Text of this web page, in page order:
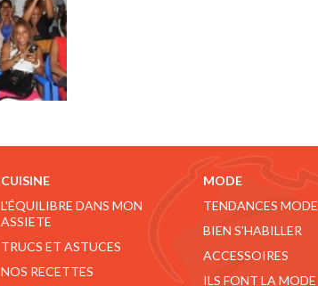
CUISINE
L'ÉQUILIBRE DANS MON
ASSIETE
TRUCS ET ASTUCES
NOS RECETTES
MODE
TENDANCES MODE
BIEN S'HABILLER
ACCESSOIRES
ILS FONT LA MODE